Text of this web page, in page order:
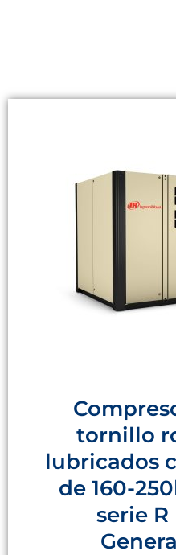
tornillo
lubricados
de 160-
serie